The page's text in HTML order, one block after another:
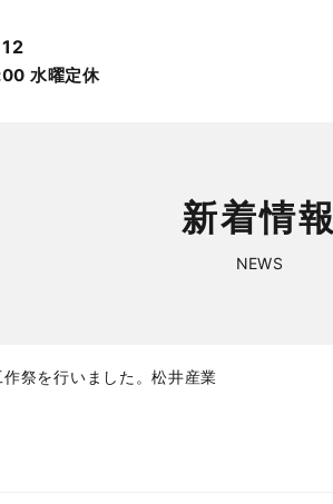
⽔曜定休
NEWS
新着情報
作祭を行いました。松井産業